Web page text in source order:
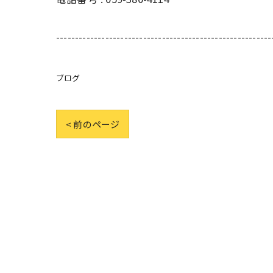
ブログ
< 前のページ